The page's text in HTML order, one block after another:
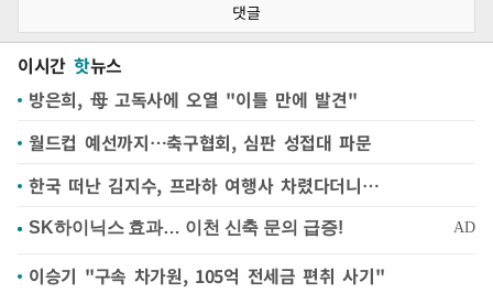
댓글
이시간 핫뉴스
방은희, 母 고독사에 오열 "이틀 만에 발견"
월드컵 예선까지…축구협회, 심판 성접대 파문
한국 떠난 김지수, 프라하 여행사 차렸다더니…
이승기 "구속 차가원, 105억 전세금 편취 사기"